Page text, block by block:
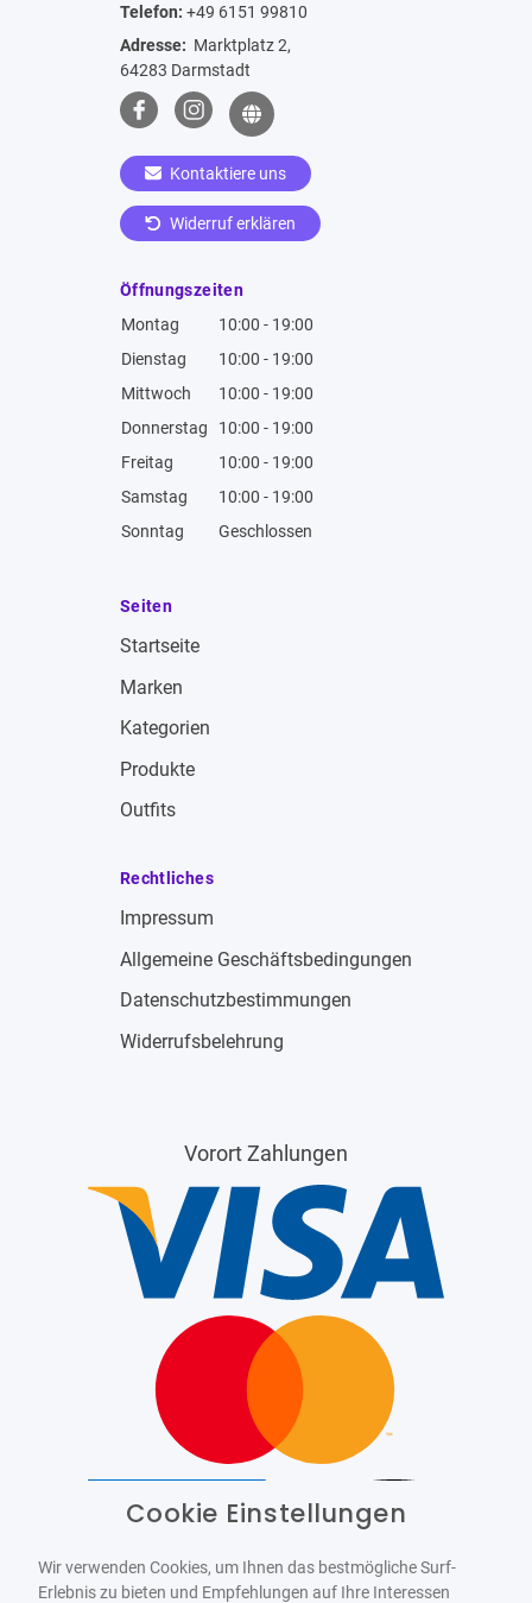
Telefon: +49 6151 99810
Adresse: Marktplatz 2,
64283 Darmstadt
Kontaktiere uns
Widerruf erklären
Öffnungszeiten
Montag
10:00 - 19:00
Dienstag
10:00 - 19:00
Mittwoch
10:00 - 19:00
Donnerstag
10:00 - 19:00
Freitag
10:00 - 19:00
Samstag
10:00 - 19:00
Sonntag
Geschlossen
Seiten
Startseite
Marken
Kategorien
Produkte
Outfits
Rechtliches
Impressum
Allgemeine Geschäftsbedingungen
Datenschutzbestimmungen
Widerrufsbelehrung
Vorort Zahlungen
WCAG-2.1-AA
Cookie Einstellungen
Wir verwenden Cookies, um Ihnen das bestmögliche Surf-
Erlebnis zu bieten und Empfehlungen auf Ihre Interessen